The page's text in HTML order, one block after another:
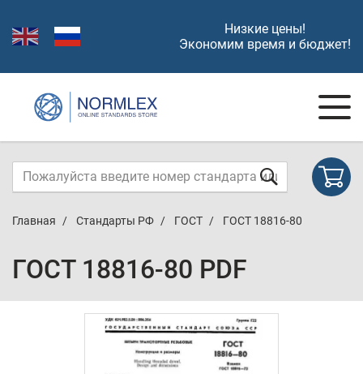
Низкие цены!
Экономим время и бюджет!
Главная Стандарты РФ ГОСТ ГОСТ 18816-80
ГОСТ 18816-80 PDF